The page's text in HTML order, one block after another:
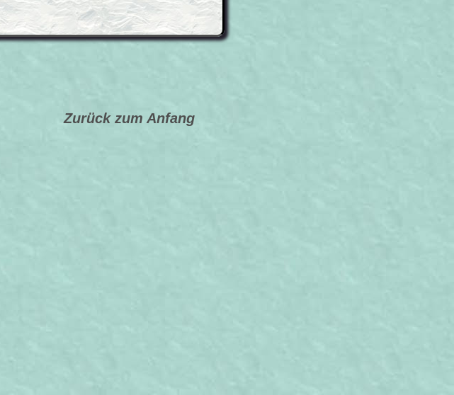
Zurück zum Anfang